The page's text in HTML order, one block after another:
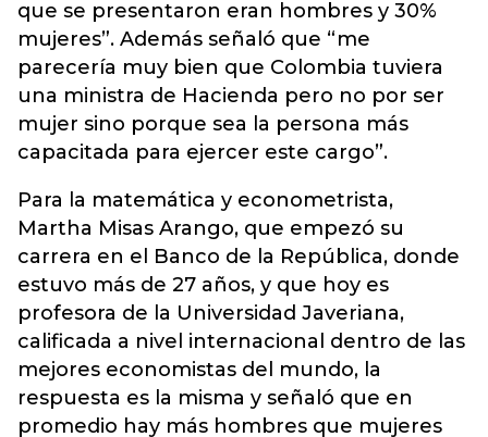
que se presentaron eran hombres y 30%
mujeres”. Además señaló que “me
parecería muy bien que Colombia tuviera
una ministra de Hacienda pero no por ser
mujer sino porque sea la persona más
capacitada para ejercer este cargo”.
Para la matemática y econometrista,
Martha Misas Arango, que empezó su
carrera en el Banco de la República, donde
estuvo más de 27 años, y que hoy es
profesora de la Universidad Javeriana,
calificada a nivel internacional dentro de las
mejores economistas del mundo, la
respuesta es la misma y señaló que en
promedio hay más hombres que mujeres